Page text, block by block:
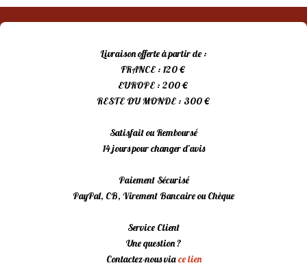
Livraison offerte à partir de :
FRANCE : 120 €
EUROPE : 200 €
RESTE DU MONDE : 300 €
Satisfait ou Remboursé
14 jours pour changer d’avis
Paiement Sécurisé
PayPal, CB, Virement Bancaire ou Chèque
Service Client
Une question ?
Contactez-nous viace lien